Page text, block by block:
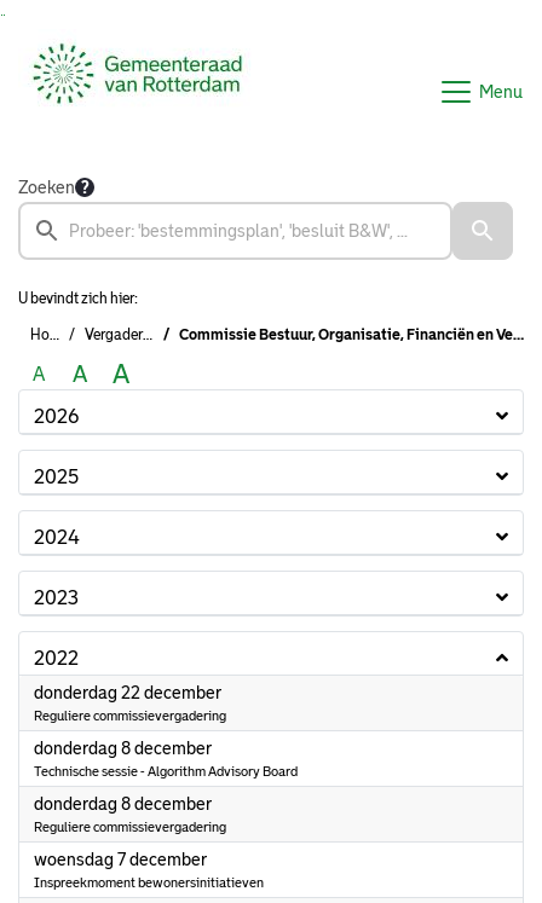
Menu
Zoeken
U bevindt zich hier:
Home Vergaderingen Commissie Bestuur, Organisatie, Financiën en Veiligheid (2022 - 2026)
A A A
2026
2025
2024
2023
2022
donderdag 22 december2022
Reguliere commissievergadering
donderdag 8 december2022
Technische sessie - Algorithm Advisory Board
donderdag 8 december2022
Reguliere commissievergadering
woensdag 7 december2022
Inspreekmoment bewonersinitiatieven